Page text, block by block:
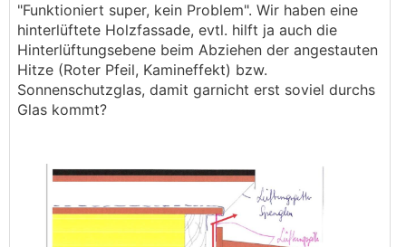
"Funktioniert super, kein Problem". Wir haben eine
hinterlüftete Holzfassade, evtl. hilft ja auch die
Hinterlüftungsebene beim Abziehen der angestauten
Hitze (Roter Pfeil, Kamineffekt) bzw.
Sonnenschutzglas, damit garnicht erst soviel durchs
Glas kommt?